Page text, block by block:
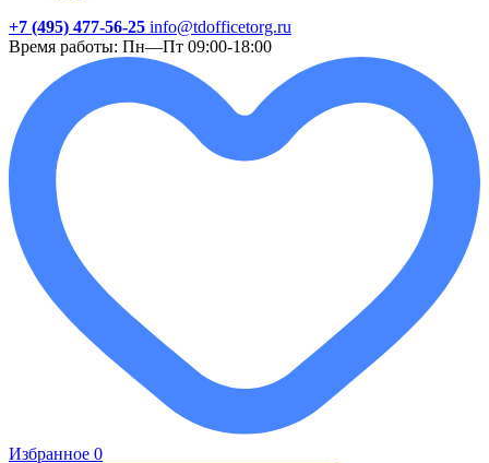
+7 (495) 477-56-25 info@tdofficetorg.ru
Время работы: Пн—Пт 09:00-18:00
Избранное 0